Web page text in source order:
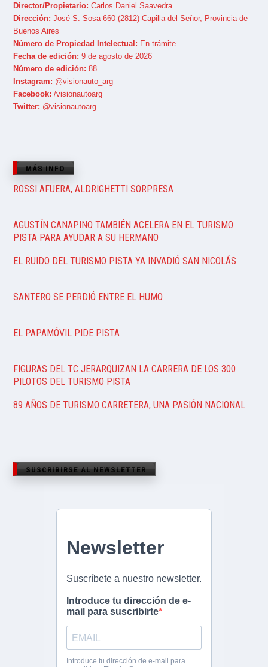
Director/Propietario: Carlos Daniel Saavedra
Dirección: José S. Sosa 660 (2812) Capilla del Señor, Provincia de
Buenos Aires
Número de Propiedad Intelectual: En trámite
Fecha de edición: 9 de agosto de 2026
Número de edición: 88
Instagram: @visionauto_arg
Facebook: /visionautoarg
Twitter: @visionautoarg
MÁS INFO
ROSSI AFUERA, ALDRIGHETTI SORPRESA
AGUSTÍN CANAPINO TAMBIÉN ACELERA EN EL TURISMO
PISTA PARA AYUDAR A SU HERMANO
EL RUIDO DEL TURISMO PISTA YA INVADIÓ SAN NICOLÁS
SANTERO SE PERDIÓ ENTRE EL HUMO
EL PAPAMÓVIL PIDE PISTA
FIGURAS DEL TC JERARQUIZAN LA CARRERA DE LOS 300
PILOTOS DEL TURISMO PISTA
89 AÑOS DE TURISMO CARRETERA, UNA PASIÓN NACIONAL
SUSCRIBIRSE AL NEWSLETTER